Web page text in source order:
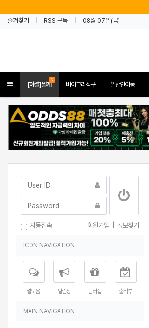
즐겨찾기
RSS 구독 08월 07일(금)
Toggle[야설]썰게
N
비아그라직구 일반인야동
자동접속 회원가입 정보찾기
ICON NAVIGATION
썰모음 알림장 멤버쉽 출석부
MAIN NAVIGATION